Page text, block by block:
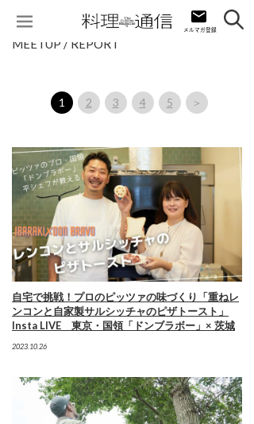
MEETUP / REPORT
1 2 3 4 5 ＞
自宅で挑戦！プロのピッツァの味づくり「重ねレ
ンコンと自家製サルシッチャのピザトースト」
Insta LIVE 東京・国領「ドンブラボー」× 茨城
2023.10.26